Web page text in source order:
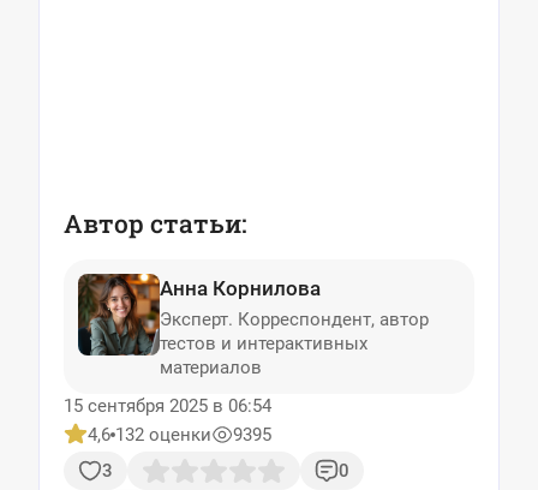
Автор статьи:
Анна Корнилова
Эксперт. Корреспондент, автор
тестов и интерактивных
материалов
15 сентября 2025 в 06:54
4,6 132 оценки
9395
3
0